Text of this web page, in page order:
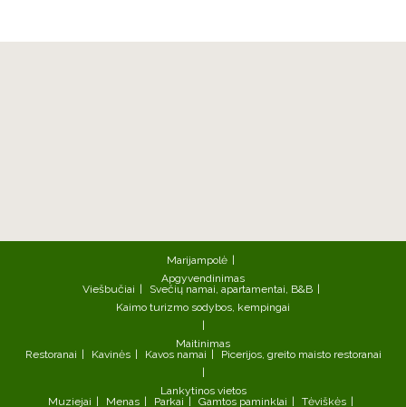
Marijampolė
Apgyvendinimas
Viešbučiai
Svečių namai, apartamentai, B&B
Kaimo turizmo sodybos, kempingai
Maitinimas
Restoranai
Kavinės Kavos namai Picerijos, greito maisto restoranai
Lankytinos vietos
Muziejai
Menas Parkai Gamtos paminklai Tėviškės